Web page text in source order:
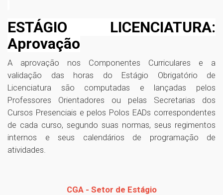
ESTÁGIO LICENCIATURA:
Aprovação
A aprovação nos Componentes Curriculares e a
validação das horas do Estágio Obrigatório de
Licenciatura são computadas e lançadas pelos
Professores Orientadores ou pelas Secretarias dos
Cursos Presenciais e pelos Polos EADs correspondentes
de cada curso, segundo suas normas, seus regimentos
internos e seus calendários de programação de
atividades.
CGA - Setor de Estágio